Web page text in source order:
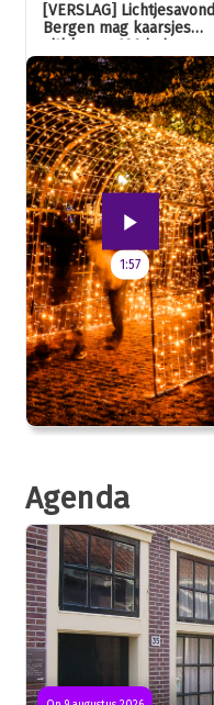
[VERSLAG] Lichtjesavond
Bergen mag kaarsjes
uitblazen: 100 jarig
jubileum!
1:57
Agenda